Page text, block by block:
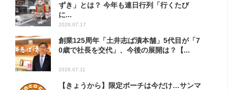
ずき」とは？ 今年も連日行列「行くたび
に...
2026.07.17
創業125周年「土井志ば漬本舗」5代目が「7
0歳で社長を交代」、今後の展開は？【...
2026.07.11
【きょうから】限定ポーチは今だけ…サンマ